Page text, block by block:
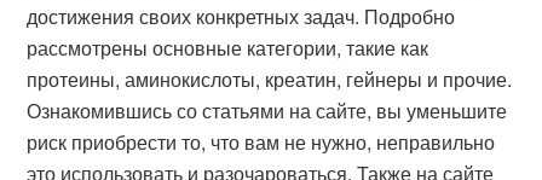
достижения своих конкретных задач. Подробно
рассмотрены основные категории, такие как
протеины, аминокислоты, креатин, гейнеры и прочие.
Ознакомившись со статьями на сайте, вы уменьшите
риск приобрести то, что вам не нужно, неправильно
это использовать и разочароваться. Также на сайте